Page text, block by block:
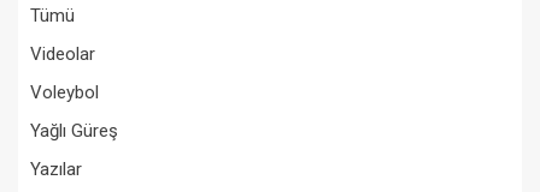
Tümü
Videolar
Voleybol
Yağlı Güreş
Yazılar